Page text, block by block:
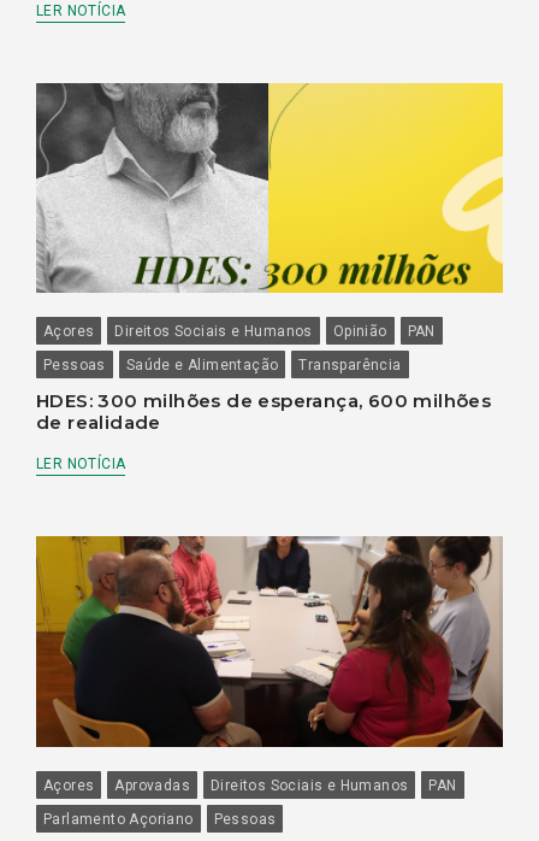
LER NOTÍCIA
Açores Direitos Sociais e Humanos Opinião
PAN
Pessoas
Saúde e Alimentação Transparência
HDES: 300 milhões de esperança, 600 milhões
de realidade
LER NOTÍCIA
Açores Aprovadas Direitos Sociais e Humanos
PAN
Parlamento Açoriano
Pessoas